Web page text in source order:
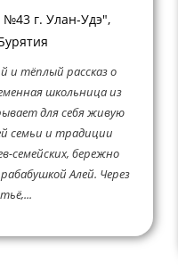
г. Улан-Удэ",
и тёплый рассказ о
школьница из
для себя живую
семьи и традиции
семейских, бережно
Алей. Через